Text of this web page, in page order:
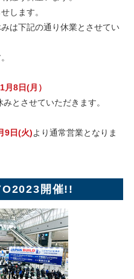
します。
は下記の通り休業とさせてい
8日(月）
ただきます。
9日(火)より通常営業となりま
開催!!